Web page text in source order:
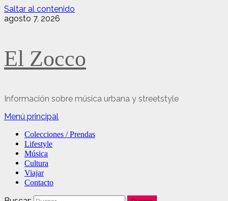
Saltar al contenido
agosto 7, 2026
El Zocco
Información sobre música urbana y streetstyle
Menú principal
Colecciones / Prendas
Lifestyle
Música
Cultura
Viajar
Contacto